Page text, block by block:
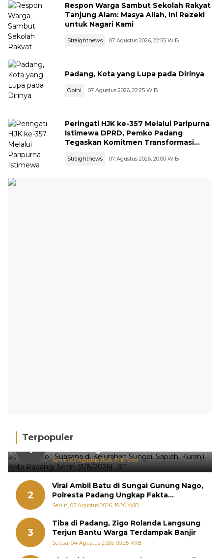
Respon Warga Sambut Sekolah Rakyat
Tanjung Alam: Masya Allah, Ini Rezeki
untuk Nagari Kami
Straightnews 07 Agustus 2026, 22:55 WIB
Padang, Kota yang Lupa pada Dirinya
Opini 07 Agustus 2026, 22:25 WIB
Peringati HJK ke-357 Melalui Paripurna
Istimewa DPRD, Pemko Padang
Tegaskan Komitmen Transformasi
Straightnews 07 Agustus 2026, 20:00 WIB
Terpopuler
1
Hujan Deras, 15 Titik Banjir Terdeteksi di
Kota Padang
Senin, 03 Agustus 2026, 17:10 WIB
2
Viral Ambil Batu di Sungai Gunung Nago,
Polresta Padang Ungkap Fakta
Sebenarnya
Senin, 03 Agustus 2026, 19:20 WIB
3
Tiba di Padang, Zigo Rolanda Langsung
Terjun Bantu Warga Terdampak Banjir
Selasa, 04 Agustus 2026, 09:25 WIB